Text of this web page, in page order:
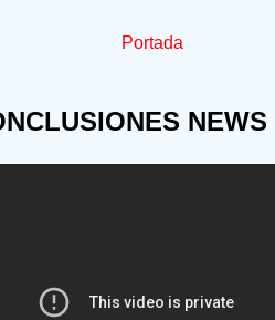
Portada